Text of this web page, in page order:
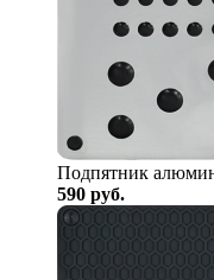
Подпятник
590 руб.